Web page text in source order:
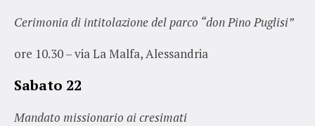
Cerimonia di intitolazione del parco “don Pino Puglisi”
ore 10.30 – via La Malfa, Alessandria
Sabato 22
Mandato missionario ai cresimati